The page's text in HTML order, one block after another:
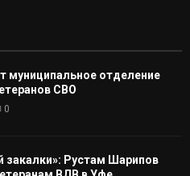
А
муниципальное отделение
СВО
0
закалки»: Рустам Шарипов